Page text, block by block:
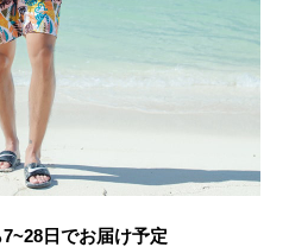
日でお届け予定